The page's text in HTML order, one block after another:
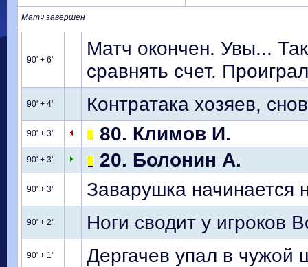
Матч завершен
90' + 6'
Матч окончен. Увы...
сравнять счет.
90' + 4' Контратака хозяев,
90' + 3' 80. Климов И.
90' + 3' 20. Болонин А.
90' + 3' Заварушка начинается
90' + 2' Ноги сводит у игроков
90' + 1' Дергачев упал в чужой